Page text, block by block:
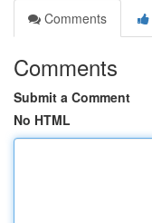
Comments
Comments
Submit a Comment
No HTML